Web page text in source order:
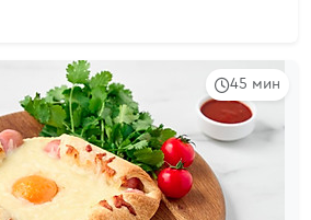
45 мин